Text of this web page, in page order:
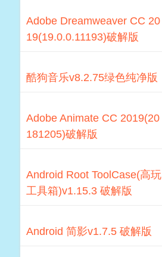
Adobe Dreamweaver CC 20
19(19.0.0.11193)破解版
酷狗音乐v8.2.75绿色纯净版
Adobe Animate CC 2019(20
181205)破解版
Android Root ToolCase(高玩
工具箱)v1.15.3 破解版
Android 简影v1.7.5 破解版